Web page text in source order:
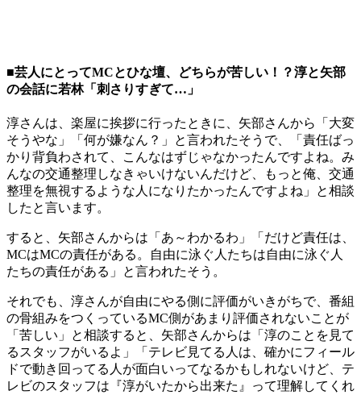
■芸人にとってMCとひな壇、どちらが苦しい！？淳と矢部
の会話に若林「刺さりすぎて…」
淳さんは、楽屋に挨拶に行ったときに、矢部さんから「大変
そうやな」「何が嫌なん？」と言われたそうで、「責任ばっ
かり背負わされて、こんなはずじゃなかったんですよね。み
んなの交通整理しなきゃいけないんだけど、もっと俺、交通
整理を無視するような人になりたかったんですよね」と相談
したと言います。
すると、矢部さんからは「あ～わかるわ」「だけど責任は、
MCはMCの責任がある。自由に泳ぐ人たちは自由に泳ぐ人
たちの責任がある」と言われたそう。
それでも、淳さんが自由にやる側に評価がいきがちで、番組
の骨組みをつくっているMC側があまり評価されないことが
「苦しい」と相談すると、矢部さんからは「淳のことを見て
るスタッフがいるよ」「テレビ見てる人は、確かにフィール
ドで動き回ってる人が面白いってなるかもしれないけど、テ
レビのスタッフは『淳がいたから出来た』って理解してくれ